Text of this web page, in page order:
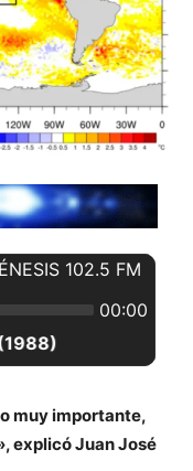
muy importante,
explicó Juan José